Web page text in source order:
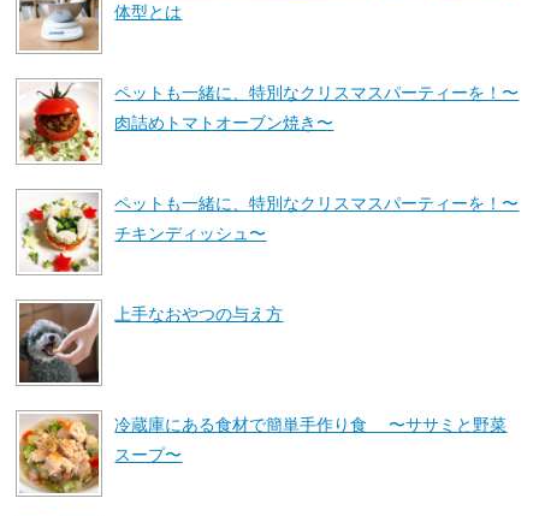
体型とは
ペットも一緒に、特別なクリスマスパーティーを！〜
肉詰めトマトオーブン焼き〜
ペットも一緒に、特別なクリスマスパーティーを！〜
チキンディッシュ〜
上手なおやつの与え方
冷蔵庫にある食材で簡単手作り食 〜ササミと野菜
スープ〜